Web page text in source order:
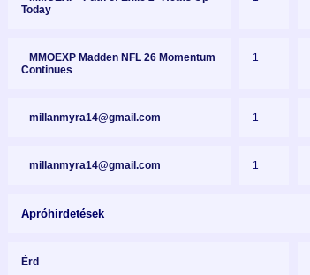
Today
MMOEXP Madden NFL 26 Momentum
Continues
1
millanmyra14@gmail.com 1
millanmyra14@gmail.com 1
Apróhirdetések
Érd